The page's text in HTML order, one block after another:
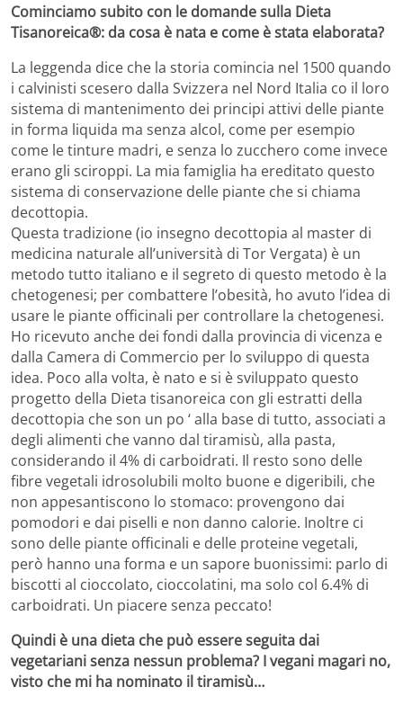
Cominciamo subito con le domande sulla Dieta
Tisanoreica®: da cosa è nata e come è stata elaborata?
La leggenda dice che la storia comincia nel 1500 quando
i calvinisti scesero dalla Svizzera nel Nord Italia co il loro
sistema di mantenimento dei principi attivi delle piante
in forma liquida ma senza alcol, come per esempio
come le tinture madri, e senza lo zucchero come invece
erano gli sciroppi. La mia famiglia ha ereditato questo
sistema di conservazione delle piante che si chiama
decottopia.
Questa tradizione (io insegno decottopia al master di
medicina naturale all’università di Tor Vergata) è un
metodo tutto italiano e il segreto di questo metodo è la
chetogenesi; per combattere l’obesità, ho avuto l’idea di
usare le piante officinali per controllare la chetogenesi.
Ho ricevuto anche dei fondi dalla provincia di vicenza e
dalla Camera di Commercio per lo sviluppo di questa
idea. Poco alla volta, è nato e si è sviluppato questo
progetto della Dieta tisanoreica con gli estratti della
decottopia che son un po ‘ alla base di tutto, associati a
degli alimenti che vanno dal tiramisù, alla pasta,
considerando il 4% di carboidrati. Il resto sono delle
fibre vegetali idrosolubili molto buone e digeribili, che
non appesantiscono lo stomaco: provengono dai
pomodori e dai piselli e non danno calorie. Inoltre ci
sono delle piante officinali e delle proteine vegetali,
però hanno una forma e un sapore buonissimi: parlo di
biscotti al cioccolato, cioccolatini, ma solo col 6.4% di
carboidrati. Un piacere senza peccato!
Quindi è una dieta che può essere seguita dai
vegetariani senza nessun problema? I vegani magari no,
visto che mi ha nominato il tiramisù…